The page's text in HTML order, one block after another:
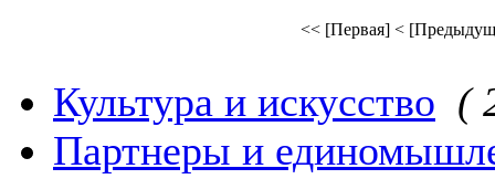
<< [Первая] <
Культура и искусство (
Партнеры и